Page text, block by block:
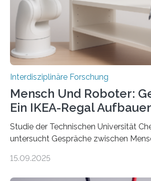
Interdisziplinäre Forschung
Mensch Und Roboter:
Ein IKEA-Regal
Studie der Technischen Universität
untersucht Gespräche zwischen
Podcast. Bereits jetzt arbeiten
15.09.2025